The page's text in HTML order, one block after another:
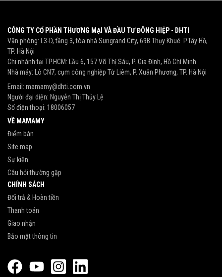
CÔNG TY CỔ PHẦN THƯƠNG MẠI VÀ ĐẦU TƯ ĐÔNG HIỆP - DHTI
Văn phòng: L3-D, tầng 3, tòa nhà Sungrand City, 69B Thụy Khuê. P.Tây Hồ,
TP. Hà Nội
Chi nhánh tại TP.HCM: Lầu 6, 157 Võ Thị Sáu, P. Gia Định, Hồ Chí Minh
Nhà máy: Lô CN7, cụm công nghiệp Từ Liêm, P. Xuân Phương, TP. Hà Nội
Email: mamamy@dhti.com.vn
Người đại diện: Nguyễn Thị Thủy Lệ
Số điện thoại: 18006057
VỀ MAMAMY
Điểm bán
Site map
Sự kiện
Câu hỏi thường gặp
CHÍNH SÁCH
Đổi trả & Hoàn tiền
Thanh toán
Giao nhận
Bảo mật thông tin